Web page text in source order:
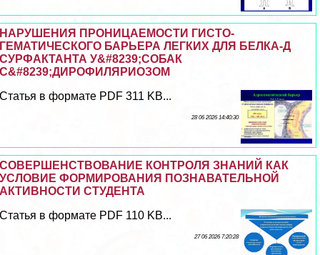
НАРУШЕНИЯ ПРОНИЦАЕМОСТИ ГИСТО-
ГЕМАТИЧЕСКОГО БАРЬЕРА ЛЕГКИХ ДЛЯ БЕЛКА-Д
СУРФАКТАНТА У&#8239;СОБАК
С&#8239;ДИРОФИЛЯРИОЗОМ
Статья в формате PDF 311 KB...
28 06 2026 14:40:30
СОВЕРШЕНСТВОВАНИЕ КОНТРОЛЯ ЗНАНИЙ КАК
УСЛОВИЕ ФОРМИРОВАНИЯ ПОЗНАВАТЕЛЬНОЙ
АКТИВНОСТИ СТУДЕНТА
Статья в формате PDF 110 KB...
27 06 2026 7:20:28